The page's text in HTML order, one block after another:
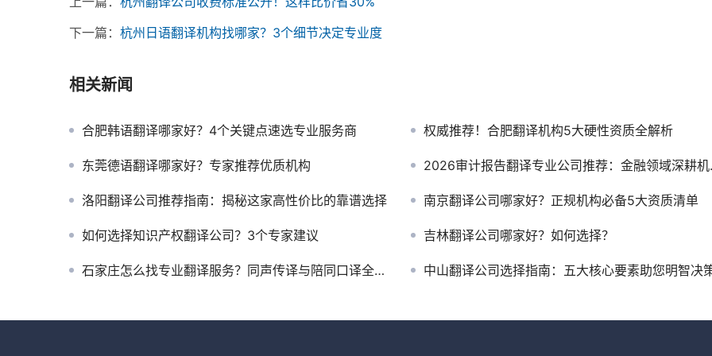
下一篇： 杭州日语翻译机构找哪家？3个细节决定专业度
相关新闻
合肥韩语翻译哪家好？4个关键点速选专业服务商 权威推荐！合肥翻译机构5大硬性资质全解析
东莞德语翻译哪家好？专家推荐优质机构 2026审计报告翻译专业公司推荐：金融领域深耕机构指南重磅发布
洛阳翻译公司推荐指南：揭秘这家高性价比的靠谱选择 南京翻译公司哪家好？正规机构必备5大资质清单
如何选择知识产权翻译公司？3个专家建议 吉林翻译公司哪家好？如何选择？
石家庄怎么找专业翻译服务？同声传译与陪同口译全指南 中山翻译公司选择指南：五大核心要素助您明智决